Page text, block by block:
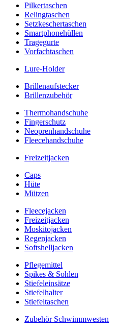
Pilkertaschen
Relingtaschen
Setzkeschertaschen
Smartphonehüllen
Tragegurte
Vorfachtaschen
Lure-Holder
Brillenaufstecker
Brillenzubehör
Thermohandschuhe
Fingerschutz
Neoprenhandschuhe
Fleecehandschuhe
Freizeitjacken
Caps
Hüte
Mützen
Fleecejacken
Freizeitjacken
Moskitojacken
Regenjacken
Softshelljacken
Pflegemittel
Spikes & Sohlen
Stiefeleinsätze
Stiefelhalter
Stiefeltaschen
Zubehör Schwimmwesten